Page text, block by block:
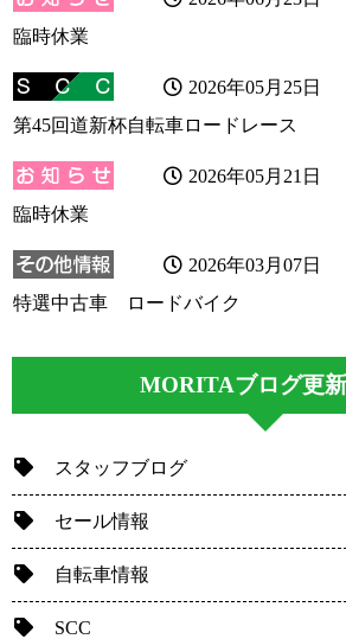
臨時休業
2026年05月25日
第45回道新杯自転車ロードレース
2026年05月21日
臨時休業
2026年03月07日
特選中古車 ロードバイク
MORITAブログ更新
スタッフブログ
セール情報
自転車情報
SCC